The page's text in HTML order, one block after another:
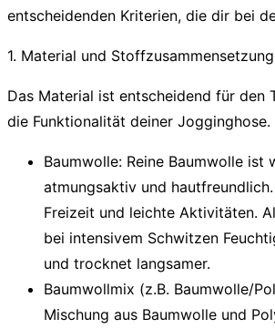
entscheidenden Kriterien, die dir bei
1. Material und Stoffzusammensetzung
Das Material ist entscheidend für den
die Funktionalität deiner Jogginghose.
Baumwolle: Reine Baumwolle ist
atmungsaktiv und
Freizeit und leichte Aktivitäten.
bei intensivem Schwitzen
und trocknet langsamer.
Baumwollmix (z.B. Baumwolle/
Mischung aus Baumwolle und